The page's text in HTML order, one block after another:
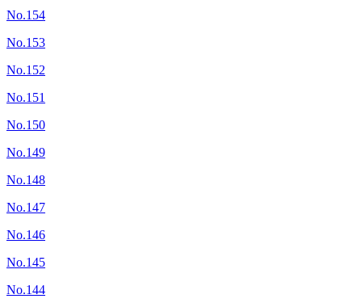
No.154
No.153
No.152
No.151
No.150
No.149
No.148
No.147
No.146
No.145
No.144